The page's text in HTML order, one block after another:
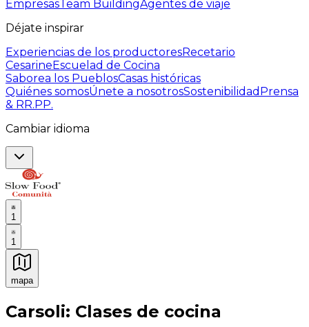
Empresas Team BuildingAgentes de viaje
Déjate inspirar
Experiencias de los productoresRecetario
CesarineEscuelad de Cocina
Saborea los PueblosCasas históricas
Quiénes somosÚnete a nosotrosSostenibilidad Prensa
& RR.PP.
Cambiar idioma
1
1
mapa
Experiencias culinarias inolvidables: Experiencias
Carsoli: Clases de cocina